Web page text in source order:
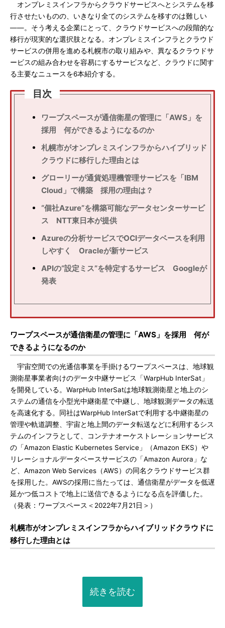
オンプレミスインフラからクラウドサービスへとシステムを移
行させたいものの、いきなり全てのシステムを移すのは難しい
――。そう考える企業にとって、クラウドサービスへの段階的な
移行が現実的な選択肢となる。オンプレミスインフラとクラウド
サービスの併用を進める札幌市の取り組みや、異なるクラウドサ
ービスの組み合わせを容易にするサービスなど、クラウドに関す
る主要なニュースを6本紹介する。
目次
ワープスペースが通信衛星の管理に「AWS」を
採用 何ができるようになるのか
札幌市がオンプレミスインフラからハイブリッド
クラウドに移行した理由とは
グローリーが通貨処理機管理サービスを「IBM
Cloud」で構築 採用の理由は？
“個社Azure”を構築可能なデータセンターサービ
ス NTT東日本が提供
Azureの分析サービスでOCIデータベースを利用
しやすく Oracleが新サービス
APIの“設定ミス”を特定するサービス Googleが
発表
ワープスペースが通信衛星の管理に「AWS」を採用 何が
できるようになるのか
宇宙空間での光通信事業を手掛けるワープスペースは、地球観
測衛星事業者向けのデータ中継サービス「WarpHub InterSat」
を開発している。WarpHub InterSatは地球観測衛星と地上のシ
ステムの通信を小型光中継衛星で中継し、地球観測データの転送
を高速化する。同社はWarpHub InterSatで利用する中継衛星の
管理や軌道調整、宇宙と地上間のデータ転送などに利用するシス
テムのインフラとして、コンテナオーケストレーションサービス
の「Amazon Elastic Kubernetes Service」（Amazon EKS）や
リレーショナルデータベースサービスの「Amazon Aurora」な
ど、Amazon Web Services（AWS）の同名クラウドサービス群
を採用した。AWSの採用に当たっては、通信衛星がデータを低遅
延かつ低コストで地上に送信できるようになる点を評価した。
（発表：ワープスペース＜2022年7月21日＞）
札幌市がオンプレミスインフラからハイブリッドクラウドに
移行した理由とは
続きを読む